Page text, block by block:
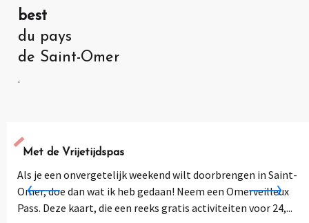
best
du pays
de Saint-Omer
.
Met de Vrijetijdspas
Als je een onvergetelijk weekend wilt doorbrengen in Saint-
Omer, doe dan wat ik heb gedaan! Neem een Omerveilleux
Pass. Deze kaart, die een reeks gratis activiteiten voor 24,...